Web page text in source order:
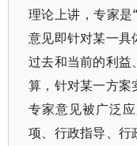
理论上讲，专家是
意见即针对某一具
过去和当前的利益
算，针对某一方案
专家意见被广泛
项、行政指导、行